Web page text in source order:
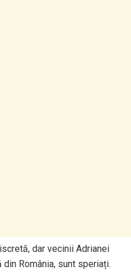
dar vecinii Adrianei
România, sunt speriați.